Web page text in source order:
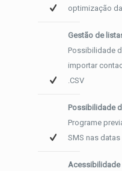
optimização
Gestão de
Possibilidade
importar
.CSV
Possibilidade
Programe
SMS nas
Acessibilidade